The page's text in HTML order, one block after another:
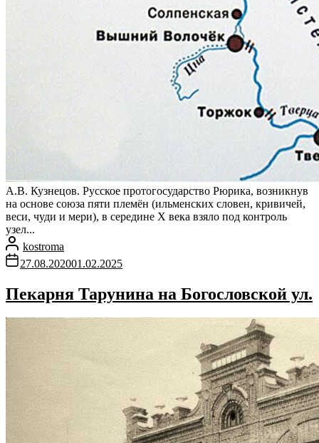
А.В. Кузнецов. Русское протогосударство Рюрика, возникнув
на основе союза пяти племён (ильменских словен, кривичей,
веси, чуди и мери), в середине X века взяло под контроль
узел...
kostroma
27.08.202001.02.2025
Пекарня Тарунина на Богословской ул.